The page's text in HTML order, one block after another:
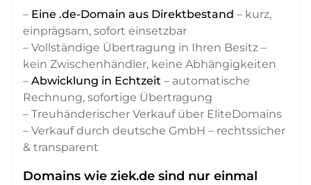
– Eine .de-Domain aus Direktbestand – kurz,
einprägsam, sofort einsetzbar
– Vollständige Übertragung in Ihren Besitz –
kein Zwischenhändler, keine Abhängigkeiten
– Abwicklung in Echtzeit – automatische
Rechnung, sofortige Übertragung
– Treuhänderischer Verkauf über EliteDomains
– Verkauf durch deutsche GmbH – rechtssicher
& transparent
Domains wie ziek.de sind nur einmal